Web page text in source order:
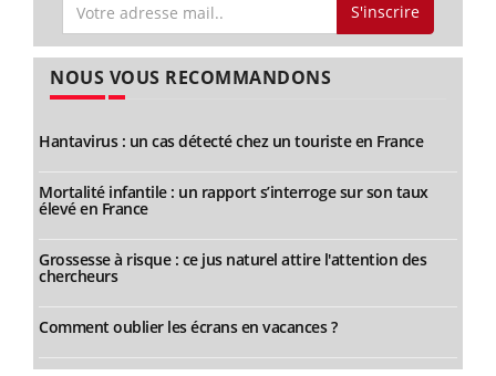
S'inscrire
NOUS VOUS RECOMMANDONS
Hantavirus : un cas détecté chez un touriste en France
Mortalité infantile : un rapport s’interroge sur son taux
élevé en France
Grossesse à risque : ce jus naturel attire l'attention des
chercheurs
Comment oublier les écrans en vacances ?